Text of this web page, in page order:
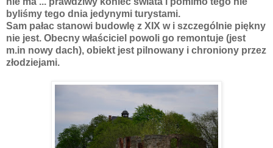
byliśmy tego dnia jedynymi turystami.
Sam pałac stanowi budowlę z XIX w i szczególnie piękny
nie jest. Obecny właściciel powoli go remontuje (jest
m.in nowy dach), obiekt jest pilnowany i chroniony przez
złodziejami.